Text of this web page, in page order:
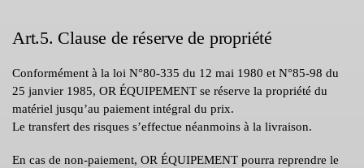
Art.5. Clause de réserve de propriété
Conformément à la loi N°80-335 du 12 mai 1980 et N°85-98 du
25 janvier 1985, OR ÉQUIPEMENT se réserve la propriété du
matériel jusqu’au paiement intégral du prix.
Le transfert des risques s’effectue néanmoins à la livraison.
En cas de non-paiement, OR ÉQUIPEMENT pourra reprendre le